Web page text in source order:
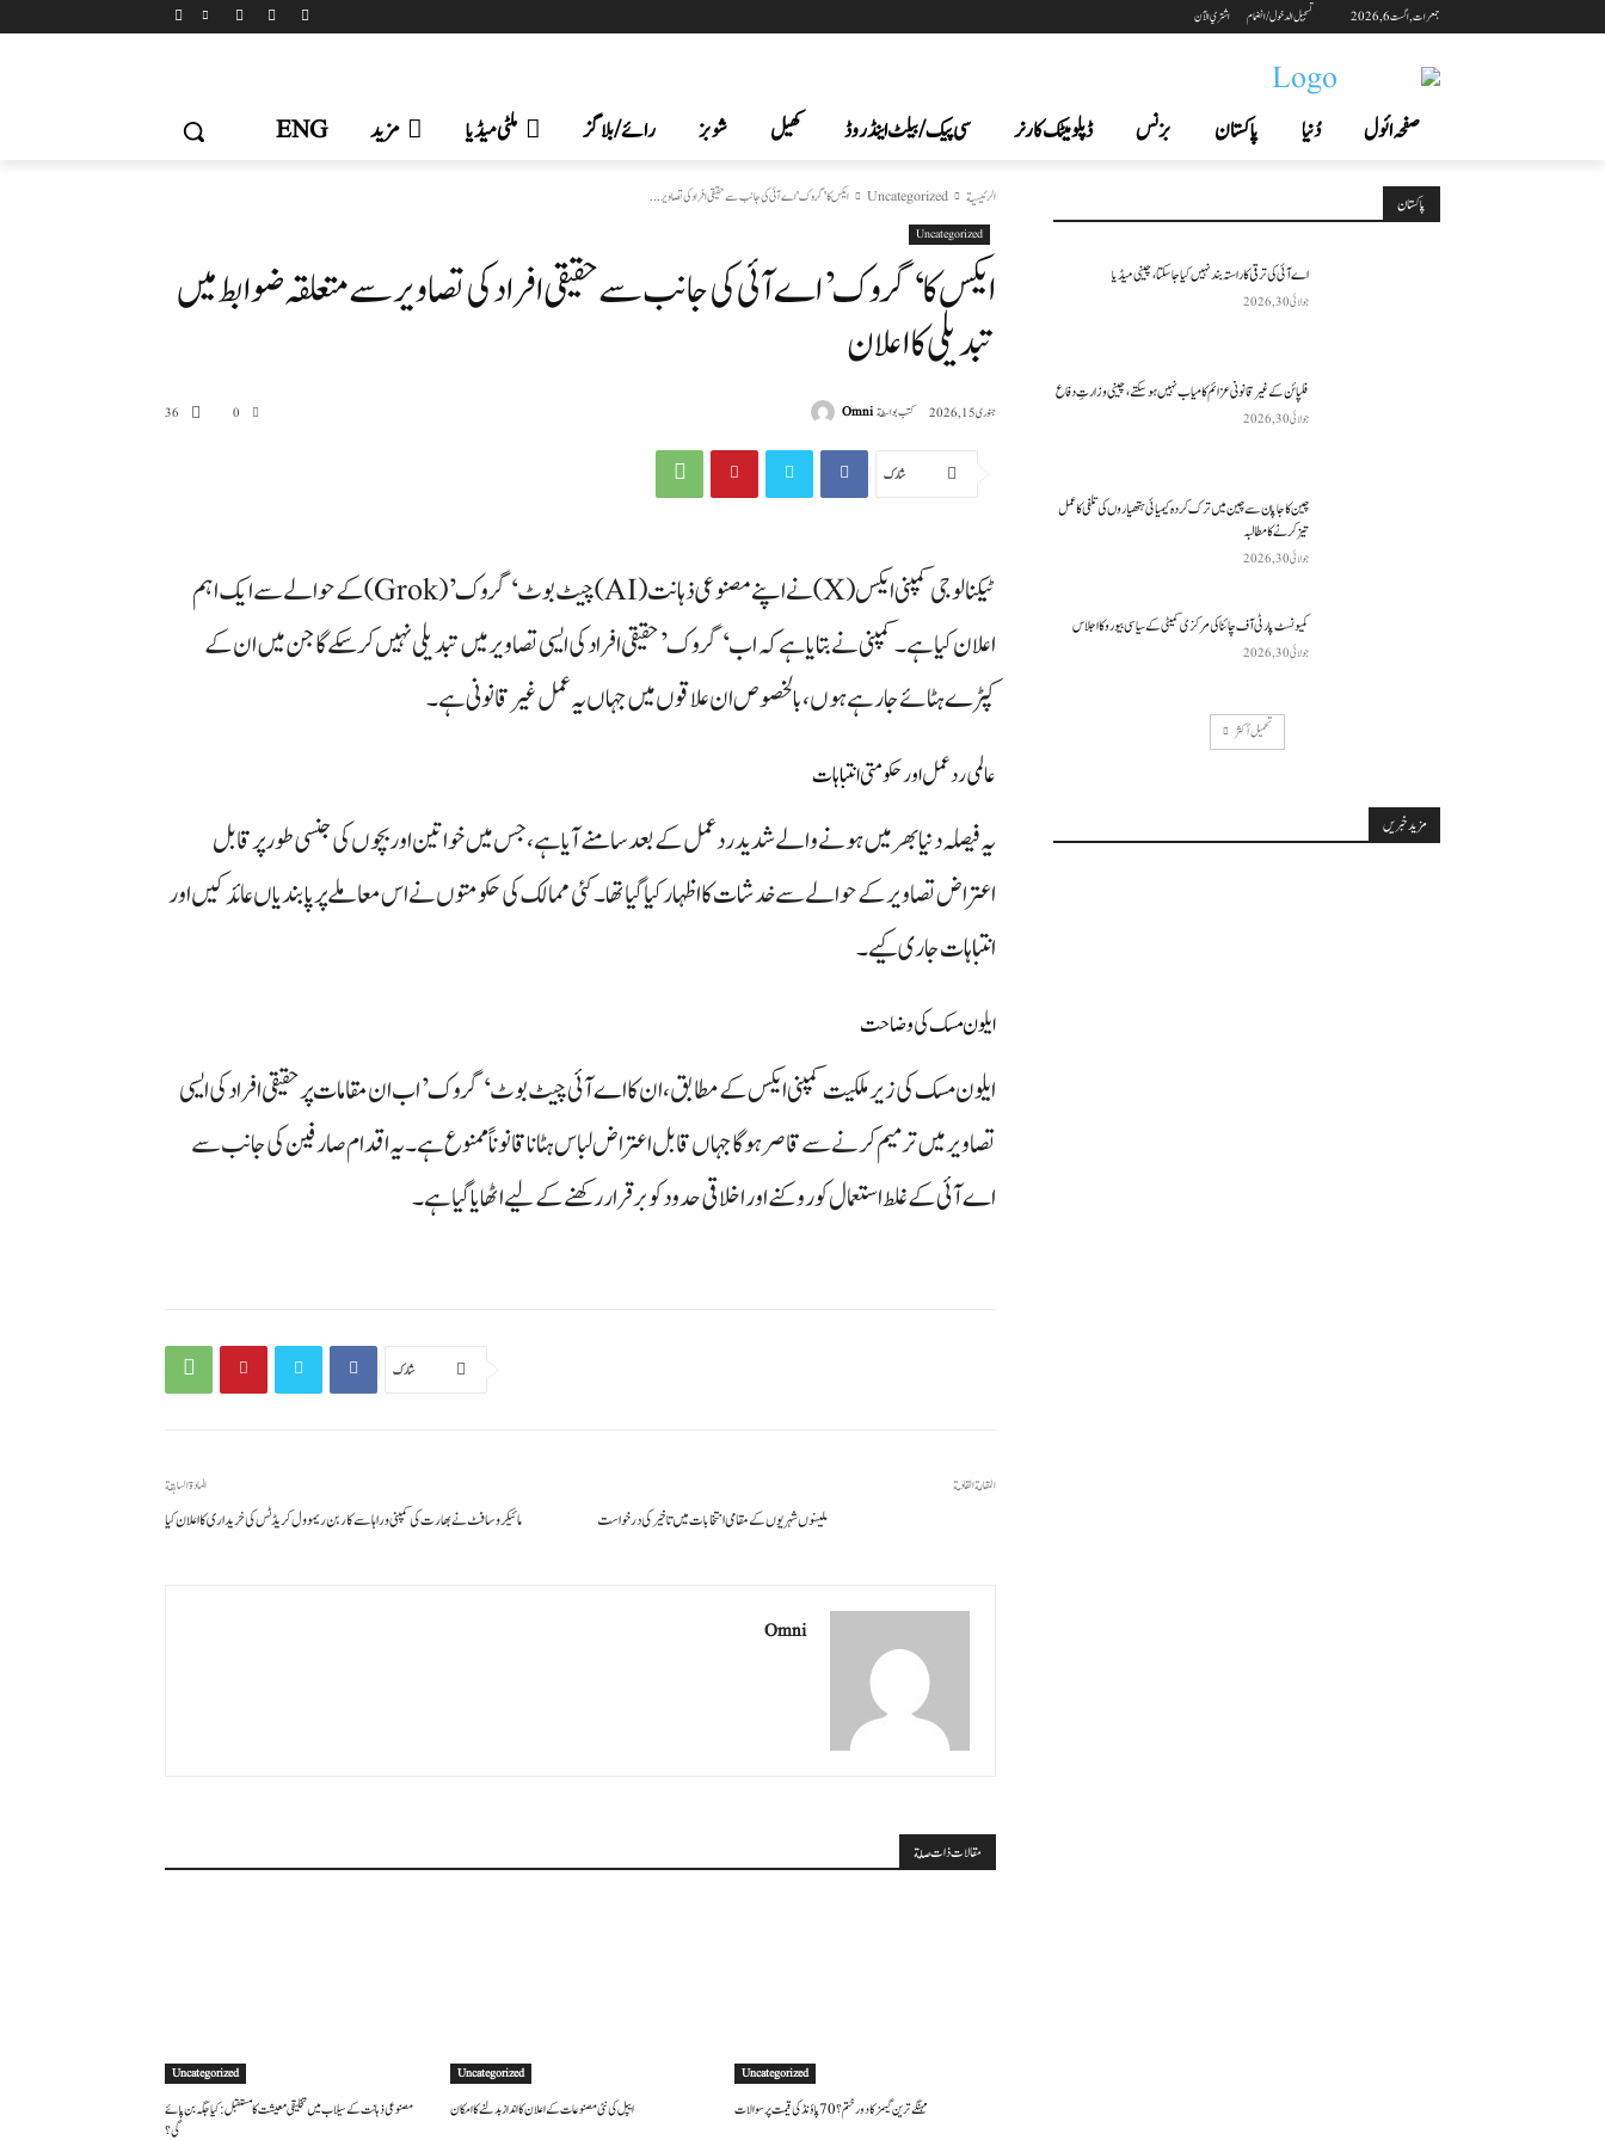
جمعرات, اگست 6, 2026 تسجيل الدخول / انضمام اشتري الآن
صفحہ ائول دُنیا پاکستان بزنس ڈپلومیٹک کارنر سی پیک /بیلٹ اینڈ روڈ کھیل شوبز رائے/بلاگز ملٹی میڈیا مزید ENG
الرئيسية Uncategorized ایکس کا 'گروک' اے آئی کی جانب سے حقیقی افراد کی تصاویر...
Uncategorized
ایکس کا ‘گروک’ اے آئی کی جانب سے حقیقی افراد کی تصاویر سے متعلقہ ضوابط میں
تبدیلی کا اعلان
0
36 جنوری 15, 2026 كتب بواسطةOmni
شارك
ٹیکنالوجی کمپنی ایکس (X) نے اپنے مصنوعی ذہانت (AI) چیٹ بوٹ ‘گروک’ (Grok) کے حوالے سے ایک اہم
اعلان کیا ہے۔ کمپنی نے بتایا ہے کہ اب ‘گروک’ حقیقی افراد کی ایسی تصاویر میں تبدیلی نہیں کر سکے گا جن میں ان کے
کپڑے ہٹائے جا رہے ہوں، بالخصوص ان علاقوں میں جہاں یہ عمل غیر قانونی ہے۔
عالمی ردعمل اور حکومتی انتباہات
یہ فیصلہ دنیا بھر میں ہونے والے شدید ردعمل کے بعد سامنے آیا ہے، جس میں خواتین اور بچوں کی جنسی طور پر قابل
اعتراض تصاویر کے حوالے سے خدشات کا اظہار کیا گیا تھا۔ کئی ممالک کی حکومتوں نے اس معاملے پر پابندیاں عائد کیں اور
انتباہات جاری کیے۔
ایلون مسک کی وضاحت
ایلون مسک کی زیر ملکیت کمپنی ایکس کے مطابق، ان کا اے آئی چیٹ بوٹ ‘گروک’ اب ان مقامات پر حقیقی افراد کی ایسی
تصاویر میں ترمیم کرنے سے قاصر ہو گا جہاں قابل اعتراض لباس ہٹانا قانوناً ممنوع ہے۔ یہ اقدام صارفین کی جانب سے
اے آئی کے غلط استعمال کو روکنے اور اخلاقی حدود کو برقرار رکھنے کے لیے اٹھایا گیا ہے۔
شارك
المادة السابقة
مائیکروسافٹ نے بھارت کی کمپنی وراہا سے کاربن ریموول کریڈٹس کی خریداری کا اعلان کیا
المقالة القادمة
ملینوں شہریوں کے مقامی انتخابات میں تاخیر کی درخواست
Omni
مقالات ذات صلة
Uncategorized
مہنگے ترین گیمز کا دور ختم؟ 70 پاؤنڈ کی قیمت پر سوالات
Uncategorized
ایپل کی نئی مصنوعات کے اعلان کا انداز بدلنے کا امکان
Uncategorized
مصنوعی ذہانت کے سیلاب میں تخلیقی معیشت کا مستقبل: کیا جگہ بن پائے
گی؟
پاکستان
اے آئی کی ترقی کا راستہ بند نہیں کیا جا سکتا، چینی میڈیا
جولائی 30, 2026
فلپائن کے غیر قانونی عزائم کامیاب نہیں ہو سکتے ، چینی وزارتِ دفاع
جولائی 30, 2026
چین کا جاپان سے چین میں ترک کردہ کیمیائی ہتھیاروں کی تلفی کا عمل
تیز کرنے کا مطالبہ
جولائی 30, 2026
کمیونسٹ پارٹی آف چائنا کی مرکزی کمیٹی کے سیاسی بیورو کا اجلاس
جولائی 30, 2026
تحميل أكثر
مزید خبریں